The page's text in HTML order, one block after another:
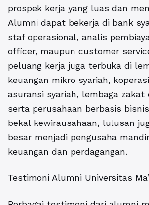
prospek kerja yang luas dan
Alumni dapat bekerja di bank
staf operasional, analis
officer, maupun customer
peluang kerja juga terbuka di
keuangan mikro syariah,
asuransi syariah, lembaga zakat
serta perusahaan berbasis
bekal kewirausahaan, lulusan
besar menjadi pengusaha
keuangan dan perdagangan.
Testimoni Alumni Universitas